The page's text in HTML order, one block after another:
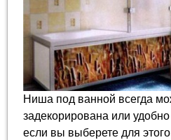
Ниша под ванной всегда
задекорирована или
если вы выберете для этого